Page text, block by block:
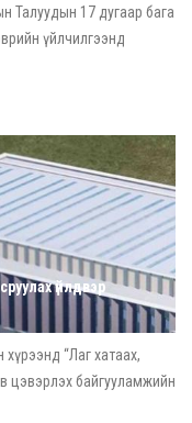
Талуудын 17 дугаар бага
үйлчилгээнд
үйлдвэр
“Лаг хатаах,
цэвэрлэх байгууламжийн